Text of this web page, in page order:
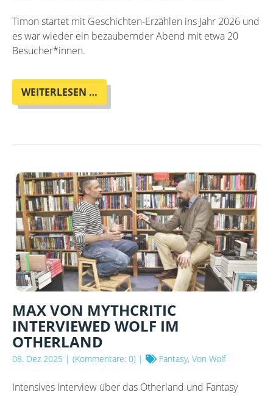
Timon startet mit Geschichten-Erzählen ins Jahr 2026 und
es war wieder ein bezaubernder Abend mit etwa 20
Besucher*innen.
WEITERLESEN …
WORD
(WIP)
TIMON
KRAUSE
2026
MAX VON MYTHCRITIC
INTERVIEWED WOLF IM
OTHERLAND
08. Dez 2025 | (Kommentare: 0) | Fantasy, Von Wolf
Intensives Interview über das Otherland und Fantasy